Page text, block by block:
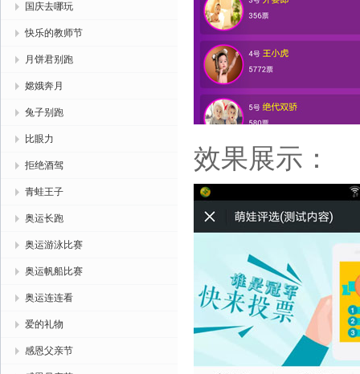
国庆去哪玩
快乐的教师节
月饼君别跑
嫦娥奔月
兔子别跑
比眼力
拒绝酒驾
青蛙王子
奥运长跑
奥运游泳比赛
奥运帆船比赛
奥运连连看
爱的礼物
感恩父亲节
效果展示：